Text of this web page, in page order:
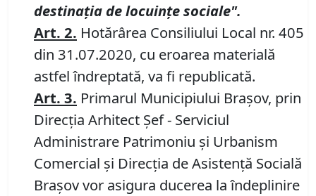
destinaţia de locuinţe sociale".
Art. 2. Hotărârea Consiliului Local nr. 405
din 31.07.2020, cu eroarea materială
astfel îndreptată, va fi republicată.
Art. 3. Primarul Municipiului Braşov, prin
Direcţia Arhitect Şef - Serviciul
Administrare Patrimoniu şi Urbanism
Comercial şi Direcţia de Asistenţă Socială
Braşov vor asigura ducerea la îndeplinire